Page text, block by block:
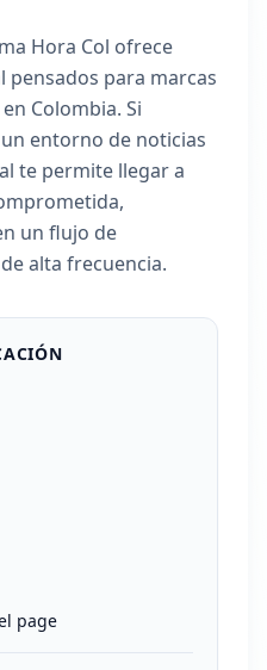
Hora Col ofrece
pensados para marcas
Colombia. Si
entorno de noticias
te permite llegar a
un flujo de
alta frecuencia.
page